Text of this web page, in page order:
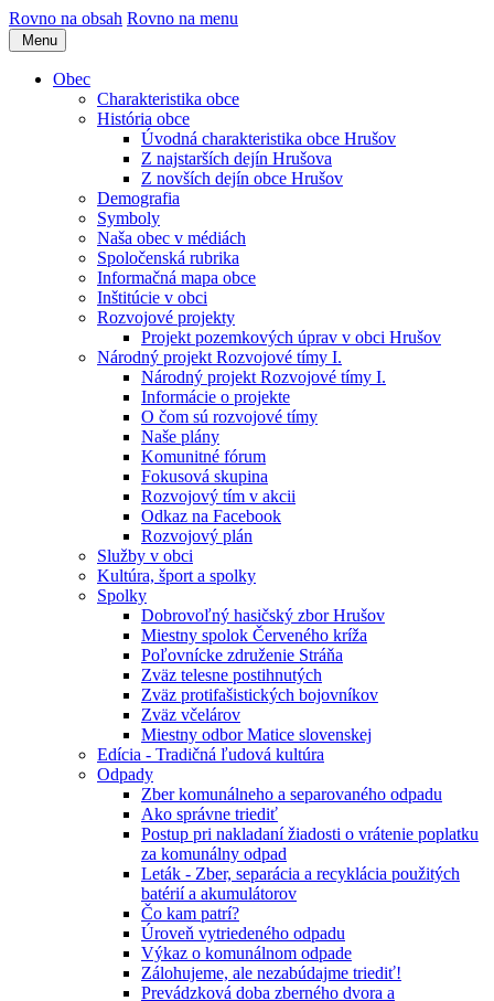
Rovno na obsah Rovno na menu
Menu
Obec
Charakteristika obce
História obce
Úvodná charakteristika obce Hrušov
Z najstarších dejín Hrušova
Z novších dejín obce Hrušov
Demografia
Symboly
Naša obec v médiách
Spoločenská rubrika
Informačná mapa obce
Inštitúcie v obci
Rozvojové projekty
Projekt pozemkových úprav v obci Hrušov
Národný projekt Rozvojové tímy I.
Národný projekt Rozvojové tímy I.
Informácie o projekte
O čom sú rozvojové tímy
Naše plány
Komunitné fórum
Fokusová skupina
Rozvojový tím v akcii
Odkaz na Facebook
Rozvojový plán
Služby v obci
Kultúra, šport a spolky
Spolky
Dobrovoľný hasičský zbor Hrušov
Miestny spolok Červeného kríža
Poľovnícke združenie Stráňa
Zväz telesne postihnutých
Zväz protifašistických bojovníkov
Zväz včelárov
Miestny odbor Matice slovenskej
Edícia - Tradičná ľudová kultúra
Odpady
Zber komunálneho a separovaného odpadu
Ako správne triediť
Postup pri nakladaní žiadosti o vrátenie poplatku
za komunálny odpad
Leták - Zber, separácia a recyklácia použitých
batérií a akumulátorov
Čo kam patrí?
Úroveň vytriedeného odpadu
Výkaz o komunálnom odpade
Zálohujeme, ale nezabúdajme triediť!
Prevádzková doba zberného dvora a